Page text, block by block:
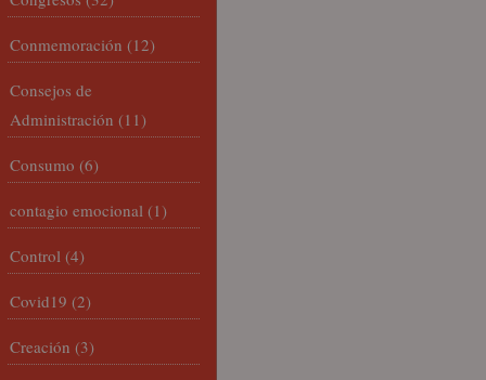
Conmemoración (12)
Consejos de
Administración (11)
Consumo (6)
contagio emocional (1)
Control (4)
Covid19 (2)
Creación (3)